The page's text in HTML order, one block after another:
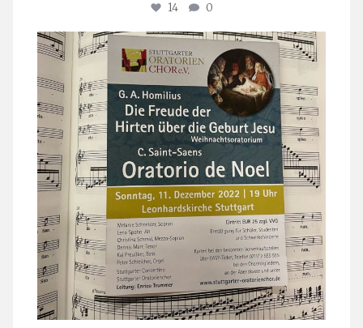
14 0
stuttgarter_oratorienchor
Nov. 29